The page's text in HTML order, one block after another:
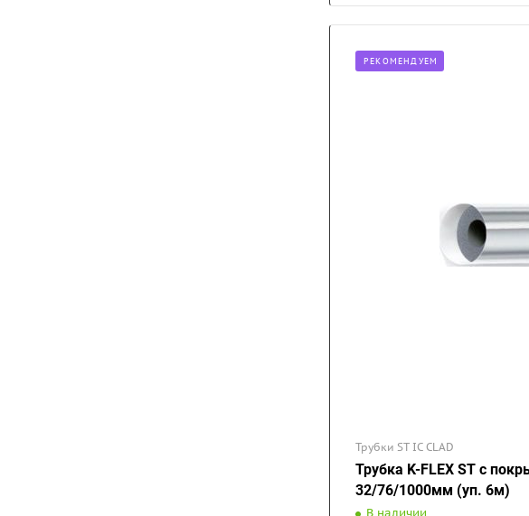
РЕКОМЕНДУЕМ
Трубки ST IC CLAD
Трубка K-FLEX ST с
32/76/1000мм (уп. 6м)
В наличии